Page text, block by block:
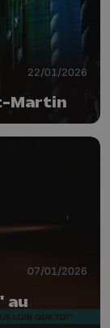
22/01/2026
Martin
07/01/2026
au